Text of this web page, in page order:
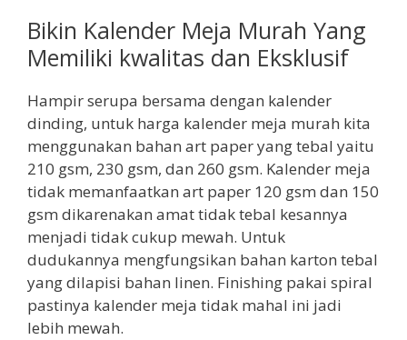
Bikin Kalender Meja Murah Yang
Memiliki kwalitas dan Eksklusif
Hampir serupa bersama dengan kalender
dinding, untuk harga kalender meja murah kita
menggunakan bahan art paper yang tebal yaitu
210 gsm, 230 gsm, dan 260 gsm. Kalender meja
tidak memanfaatkan art paper 120 gsm dan 150
gsm dikarenakan amat tidak tebal kesannya
menjadi tidak cukup mewah. Untuk
dudukannya mengfungsikan bahan karton tebal
yang dilapisi bahan linen. Finishing pakai spiral
pastinya kalender meja tidak mahal ini jadi
lebih mewah.